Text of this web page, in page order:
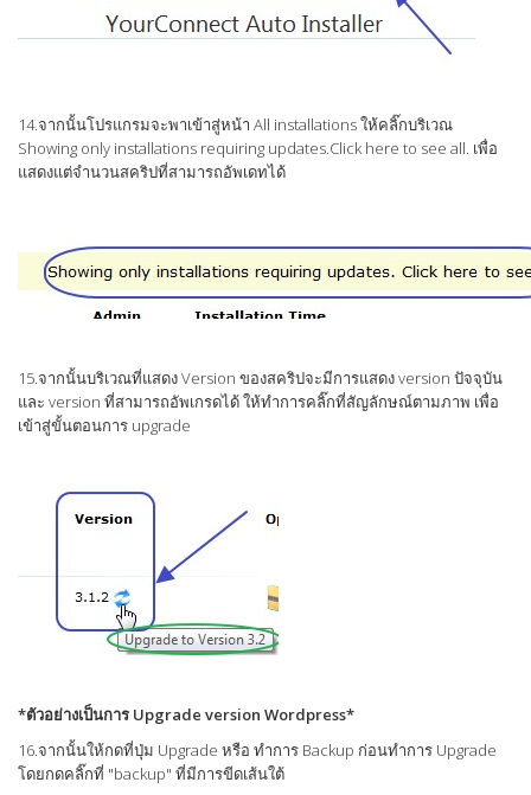
14.จากนั้นโปรแกรมจะพาเข้าสู่หน้า All installations ให้คลิ๊กบริเวณ
Showing only installations requiring updates.Click here to see all. เพื่อ
แสดงแต่จำนวนสคริปที่สามารถอัพเดทได้
15.จากนั้นบริเวณที่แสดง Version ของสคริปจะมีการแสดง version ปัจจุบัน
และ version ที่สามารถอัพเกรดได้ ให้ทำการคลิ๊กที่สัญลักษณ์ตามภาพ เพื่อ
เข้าสู่ขั้นตอนการ upgrade
*ตัวอย่างเป็นการ Upgrade version Wordpress*
16.จากนั้นให้กดที่ปุ่ม Upgrade หรือ ทำการ Backup ก่อนทำการ Upgrade
โดยกดคลิ๊กที่ "backup" ที่มีการขีดเส้นใต้